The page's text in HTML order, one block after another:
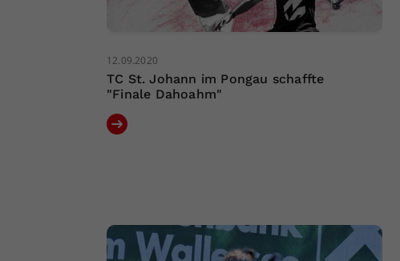
12.09.2020
TC St. Johann im Pongau schaffte
"Finale Dahoahm"